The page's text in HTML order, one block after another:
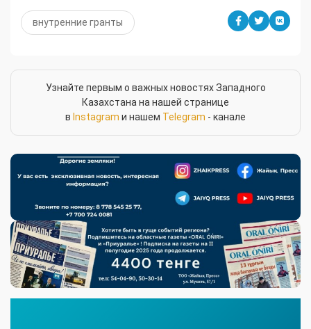
внутренние гранты
Узнайте первым о важных новостях Западного
Казахстана на нашей странице
в Instagram и нашем Telegram - канале